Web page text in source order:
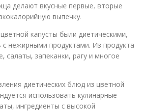
делают вкусные первые, вторые
выпечку.
капусты были диетическими,
с нежирными продуктами. Из продукта
салаты, запеканки, рагу и многое
диетических блюд из цветной
использовать кулинарные
ингредиенты с высокой